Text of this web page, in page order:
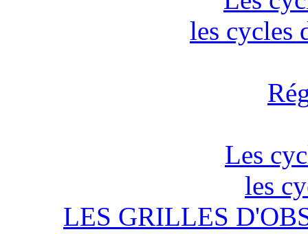
les cycles
Les
les
LES GRILLES